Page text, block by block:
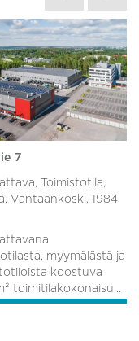
7
Toimistotila,
Vantaankoski, 1984
myymälästä ja
koostuva
toimitilakokonaisu...